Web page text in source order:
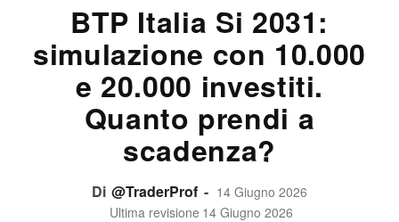
BTP Italia Si 2031:
simulazione con 10.000
e 20.000 investiti.
Quanto prendi a
scadenza?
Di @TraderProf - 14 Giugno 2026
Ultima revisione 14 Giugno 2026